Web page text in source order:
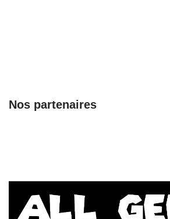
Nos partenaires